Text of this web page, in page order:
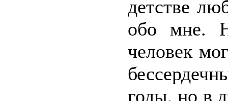
детстве
обо мне.
человек
годы, но в